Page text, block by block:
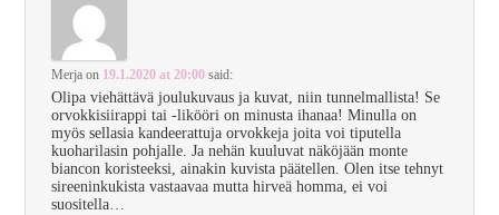
Merja on 19.1.2020 at 20:00 said:
Olipa viehättävä joulukuvaus ja kuvat, niin tunnelmallista! Se
orvokkisiirappi tai -likööri on minusta ihanaa! Minulla on
myös sellasia kandeerattuja orvokkeja joita voi tiputella
kuoharilasin pohjalle. Ja nehän kuuluvat näköjään monte
biancon koristeeksi, ainakin kuvista päätellen. Olen itse tehnyt
sireeninkukista vastaavaa mutta hirveä homma, ei voi
suositella…